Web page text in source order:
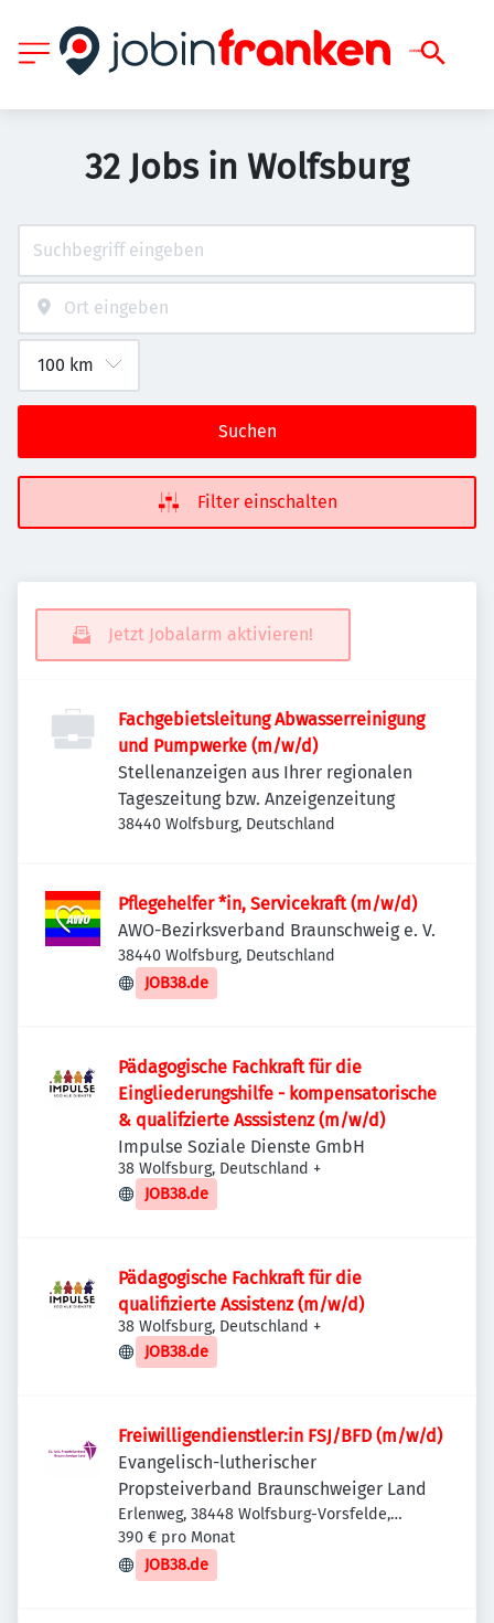
32 Jobs in Wolfsburg
Suchen
Filter einschalten
Jetzt Jobalarm aktivieren!
Fachgebietsleitung Abwasserreinigung
und Pumpwerke (m/w/d)
Stellenanzeigen aus Ihrer regionalen
Tageszeitung bzw. Anzeigenzeitung
38440 Wolfsburg, Deutschland
Pflegehelfer *in, Servicekraft (m/w/d)
AWO-Bezirksverband Braunschweig e. V.
38440 Wolfsburg, Deutschland
JOB38.de
Pädagogische Fachkraft für die
Eingliederungshilfe - kompensatorische
& qualifzierte Asssistenz (m/w/d)
Impulse Soziale Dienste GmbH
38 Wolfsburg, Deutschland +
JOB38.de
Pädagogische Fachkraft für die
qualifizierte Assistenz (m/w/d)
38 Wolfsburg, Deutschland +
JOB38.de
Freiwilligendienstler:in FSJ/BFD (m/w/d)
Evangelisch-lutherischer
Propsteiverband Braunschweiger Land
Erlenweg, 38448 Wolfsburg-Vorsfelde,
Deutschland
390 € pro Monat
JOB38.de